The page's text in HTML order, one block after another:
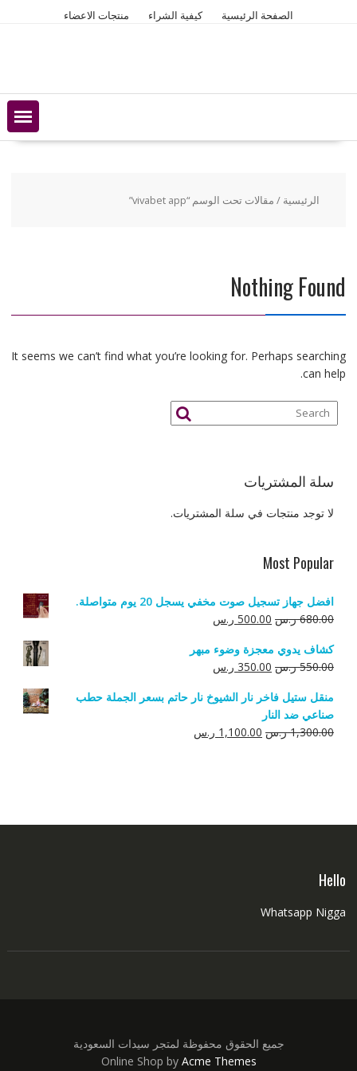
الصفحة الرئيسية كيفية الشراء منتجات الاعضاء
الرئيسية / مقالات تحت الوسم “vivabet app”
Nothing Found
It seems we can’t find what you’re looking for. Perhaps searching
can help.
سلة المشتريات
لا توجد منتجات في سلة المشتريات.
Most Popular
افضل جهاز تسجيل صوت مخفي يسجل 20 يوم متواصلة.
680.00 ر.س السعر
هو:
680.00 ر.س.
500.00 ر.سالسعر
هو:
500.00 ر.س.
كشاف يدوي معجزة وضوء مبهر
550.00 ر.س السعر
هو:
550.00 ر.س.
350.00 ر.سالسعر
هو:
منقل ستيل فاخر نار الشيوخ نار حاتم بسعر الجملة حطب
صناعي ضد النار
1,300.00 ر.س السعر
1,100.00 ر.سالسعر
Hello
Whatsapp Nigga
جميع الحقوق محفوظة لمتجر سيدات السعودية
Online Shop by Acme Themes